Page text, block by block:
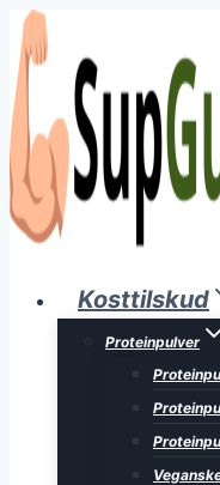
Fortsæt
til
indhold
Kosttilskud
Proteinpulver